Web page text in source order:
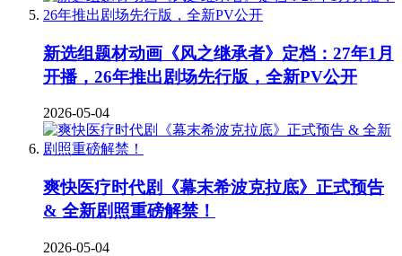
新选组题材动画《风之继承者》定档：27年1月
开播，26年推出剧场先行版，全新PV公开
2026-05-04
爽快医疗时代剧《幕末希波克拉底》正式预告
& 全新剧照重磅解禁！
2026-05-04